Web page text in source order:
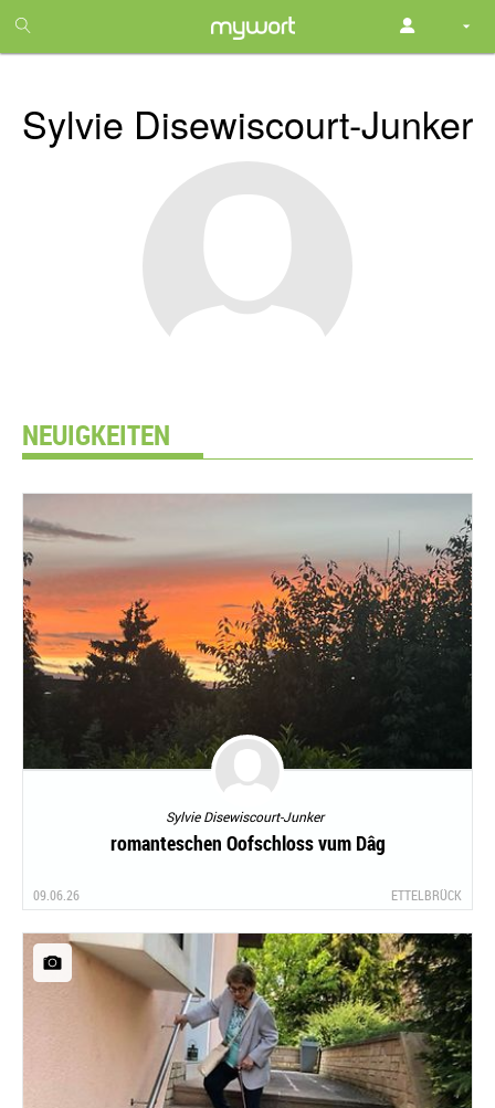
month
free
Sylvie Disewiscourt-Junker
NEUIGKEITEN
Sylvie Disewiscourt-Junker
romanteschen Oofschloss vum Dâg
09.06.26 ETTELBRÜCK